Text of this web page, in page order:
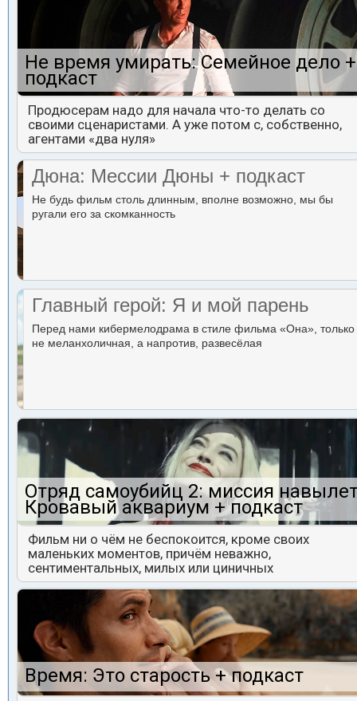
Не время умирать: Семейное дело +
подкаст
Продюсерам надо для начала что-то делать со
своими сценаристами. А уже потом с, собственно,
агентами «два нуля»
Дюна: Мессии Дюны + подкаст
Не будь фильм столь длинным, вполне возможно, мы бы
ругали его за скомканность
Главный герой: Я и мой парень
Перед нами кибермелодрама в стиле фильма «Она», только
не меланхоличная, а напротив, развесёлая
Отряд самоубийц 2: миссия
Кровавый аквариум + подкаст
Фильм ни о чём не беспокоится, кроме своих
маленьких моментов, причём неважно,
сентиментальных, милых или циничных
Время: Это старость + подкаст